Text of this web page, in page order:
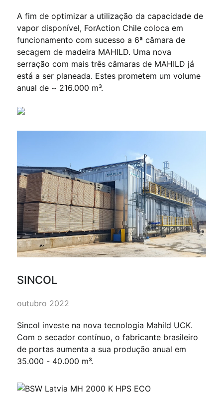
A fim de optimizar a utilização da capacidade de
vapor disponível, ForAction Chile coloca em
funcionamento com sucesso a 6ª câmara de
secagem de madeira MAHILD. Uma nova
serração com mais três câmaras de MAHILD já
está a ser planeada. Estes prometem um volume
anual de ~ 216.000 m³.
SINCOL
outubro 2022
Sincol investe na nova tecnologia Mahild UCK.
Com o secador contínuo, o fabricante brasileiro
de portas aumenta a sua produção anual em
35.000 - 40.000 m³.